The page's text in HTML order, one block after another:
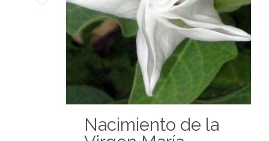
Nacimiento de la